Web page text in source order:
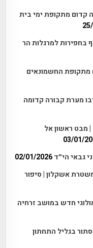
קדום מתקופת ימי בית
בחפירות למרגלות הר
מתקופת החשמונאים
מערת קבורה קדומה
מבט ראשון אל
03/01/
גבאי הי״ד 02/01/2026
אשקלון | סיפור
חדש במושב זרחיה
בגליל התחתון